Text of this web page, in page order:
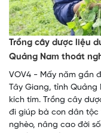
Trồng cây dược liệu
Quảng Nam thoát
VOV4 - Mấy năm gần
Tây Giang, tỉnh Quảng
kích tím. Trồng cây
đi giúp bà con dân tộc
nghèo, nâng cao đời